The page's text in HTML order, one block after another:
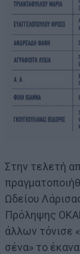
Στην τελετή
Ωδείου
Πρόληψης
άλλων τόνισε
σένα» το